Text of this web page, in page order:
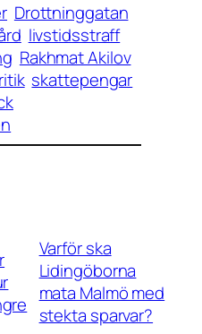
Drottninggatan
livstidsstraff
Rakhmat Akilov
skattepengar
Varför ska
Lidingöborna
mata Malmö med
stekta sparvar?